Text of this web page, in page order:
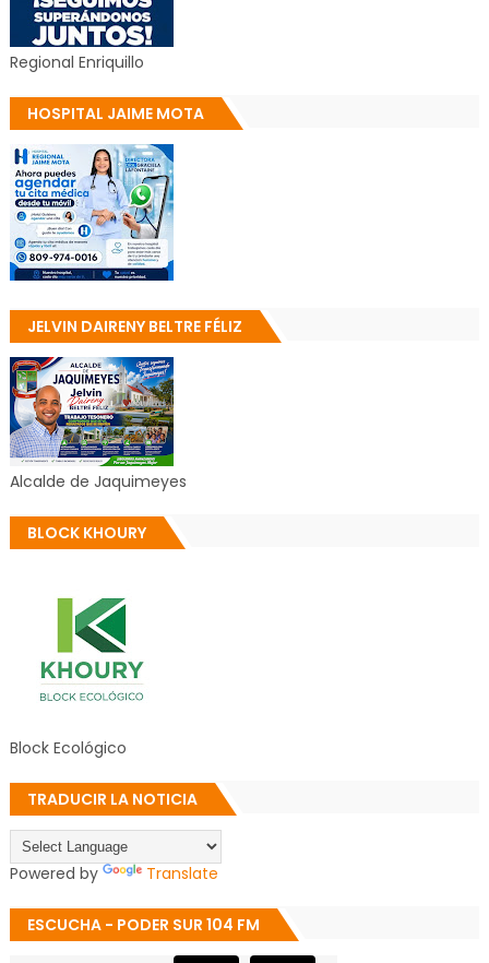
Regional Enriquillo
HOSPITAL JAIME MOTA
JELVIN DAIRENY BELTRE FÉLIZ
Alcalde de Jaquimeyes
BLOCK KHOURY
Block Ecológico
TRADUCIR LA NOTICIA
Powered by Translate
ESCUCHA - PODER SUR 104 FM